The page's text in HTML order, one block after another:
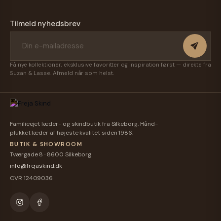
Handsker
Randers
Handsker
Tilmeld nyhedsbrev
Få nye kollektioner, eksklusive favoritter og inspiration først — direkte fra
Suzan & Lasse. Afmeld når som helst.
Familieejet læder- og skindbutik fra Silkeborg. Hånd-
plukket læder af højeste kvalitet siden 1986.
BUTIK & SHOWROOM
Tværgade 8 · 8600 Silkeborg
info@frejaskind.dk
CVR 12409036